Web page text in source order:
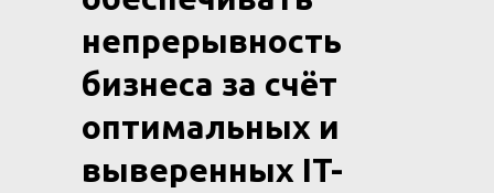
непрерывность
бизнеса за счёт
оптимальных и
выверенных IT-